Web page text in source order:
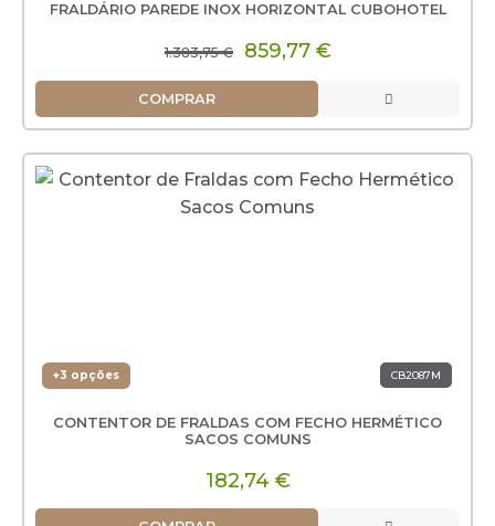
FRALDÁRIO PAREDE INOX HORIZONTAL CUBOHOTEL
1.383,75 € 859,77 €
COMPRAR
+3 opções CB2087M
CONTENTOR DE FRALDAS COM FECHO HERMÉTICO
SACOS COMUNS
182,74 €